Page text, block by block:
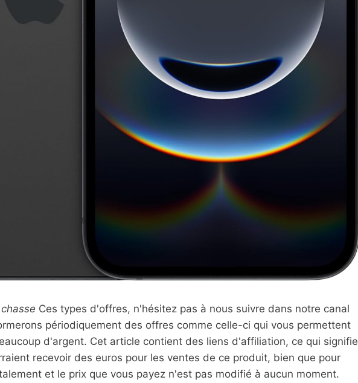
chasse Ces types d'offres, n'hésitez pas à nous suivre dans notre canal
périodiquement des offres comme celle-ci qui vous permettent
d'argent. Cet article contient des liens d'affiliation, ce qui signifie
recevoir des euros pour les ventes de ce produit, bien que pour
et le prix que vous payez n'est pas modifié à aucun moment.